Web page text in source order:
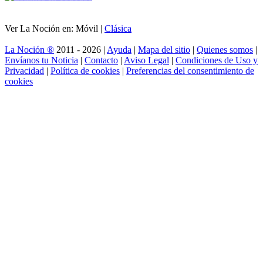
Ver La Noción en: Móvil | Clásica
La Noción ® 2011 - 2026 | Ayuda | Mapa del sitio | Quienes somos |
Envíanos tu Noticia | Contacto | Aviso Legal | Condiciones de Uso y
Privacidad | Política de cookies | Preferencias del consentimiento de
cookies